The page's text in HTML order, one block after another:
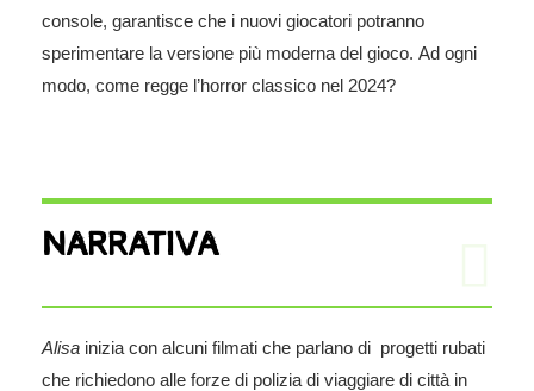
console, garantisce che i nuovi giocatori potranno
sperimentare la versione più moderna del gioco. Ad ogni
modo, come regge l’horror classico nel 2024?
NARRATIVA
Alisa inizia con alcuni filmati che parlano di progetti rubati
che richiedono alle forze di polizia di viaggiare di città in